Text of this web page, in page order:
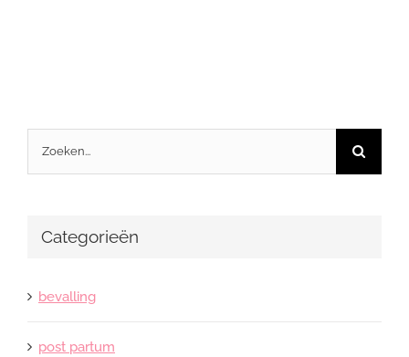
Zoeken
naar:
Categorieën
bevalling
post partum